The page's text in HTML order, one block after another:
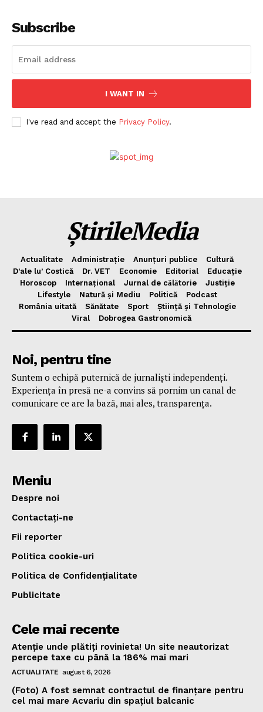
StirileMedia.ro
Despre noi
Subscribe
I WANT IN
I've read and accept the Privacy Policy.
ȘtirileMedia
Actualitate Administrație Anunțuri publice
Cultură
D’ale lu’ Costică
Dr. VET Economie Editorial
Educație
Horoscop
Internațional Jurnal de cǎlǎtorie
Justiție
Lifestyle
Natură și Mediu Politică
Podcast
România uitată
Sănătate Sport
Știință și Tehnologie
Viral
Dobrogea Gastronomică
Noi, pentru tine
Suntem o echipă puternică de jurnaliști independenți.
Experiența în presă ne-a convins să pornim un canal de
comunicare ce are la bază, mai ales, transparența.
Meniu
Despre noi
Contactați-ne
Fii reporter
Politica cookie-uri
Politica de Confidențialitate
Publicitate
Cele mai recente
Atenție unde plătiți rovinieta! Un site neautorizat
percepe taxe cu până la 186% mai mari
ACTUALITATE august 6, 2026
(Foto) A fost semnat contractul de finanțare pentru
cel mai mare Acvariu din spațiul balcanic